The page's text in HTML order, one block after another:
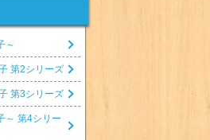
～
第2シリーズ
第3シリーズ
～ 第4シリー